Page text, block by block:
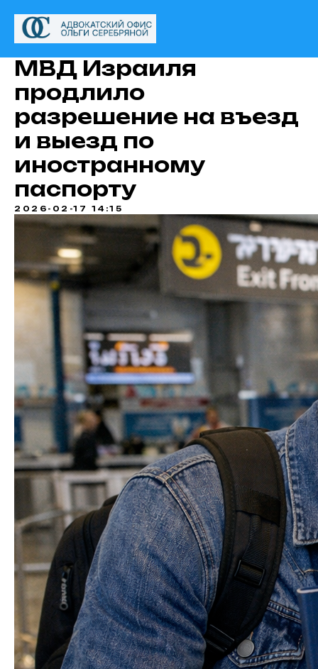
МВД Израиля
продлило
разрешение на въезд
и выезд по
иностранному
паспорту
2026-02-17 14:15